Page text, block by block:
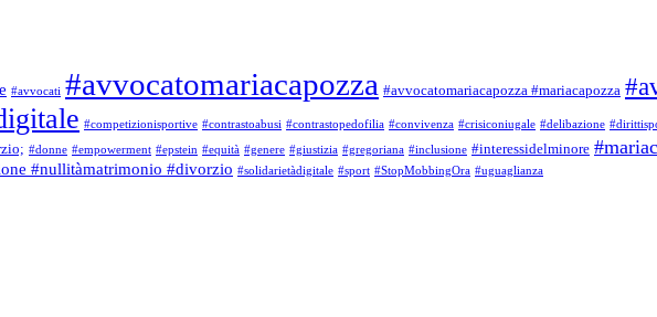
#avvocati #avvocatomariacapozza #avvocatomariacapozza #mariacapozza
#competizionisportive #contrastoabusi #contrastopedofilia #convivenza #crisiconiugale #delibazione
#donne #empowerment #epstein #equità #genere #giustizia #gregoriana #inclusione #interessidelminore
#nullitàmatrimonio #divorzio #solidarietàdigitale #sport #StopMobbingOra #uguaglianza